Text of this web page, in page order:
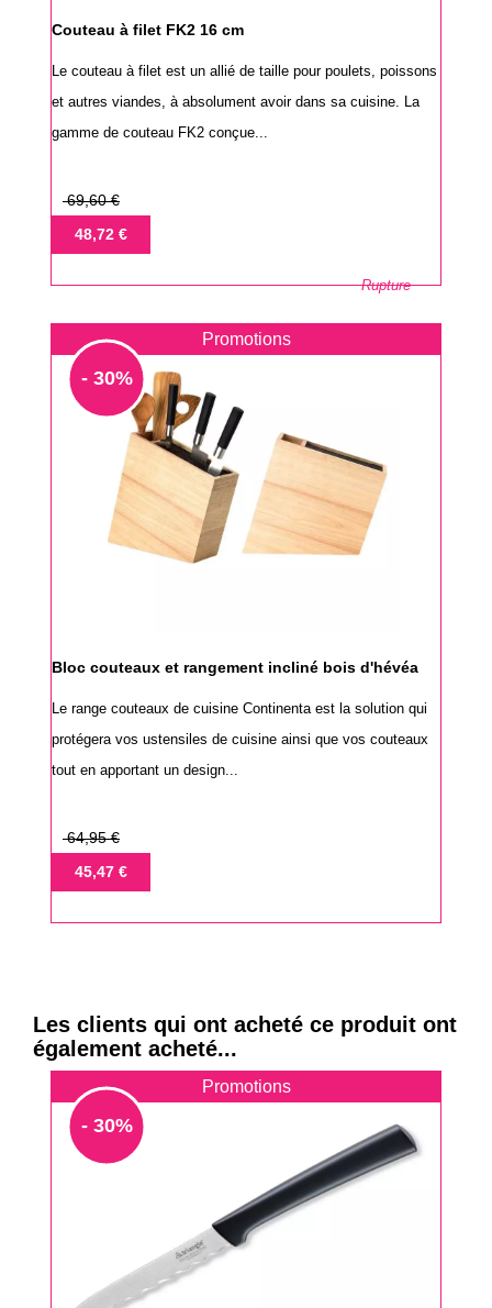
Couteau à filet FK2 16 cm
Le couteau à filet est un allié de taille pour poulets, poissons
et autres viandes, à absolument avoir dans sa cuisine. La
gamme de couteau FK2 conçue...
Prix
base
69,60 €
Prix48,72 €
Rupture
Promotions
- 30%
Bloc couteaux et rangement incliné bois d'hévéa
Le range couteaux de cuisine Continenta est la solution qui
protégera vos ustensiles de cuisine ainsi que vos couteaux
tout en apportant un design...
Prix
base
64,95 €
Prix45,47 €
Les clients qui ont acheté ce produit ont
également acheté...
Promotions
- 30%